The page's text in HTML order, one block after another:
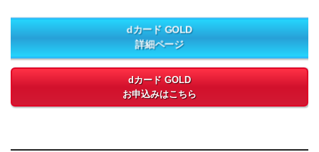
dカード GOLD
詳細ページ
dカード GOLD
お申込みはこちら